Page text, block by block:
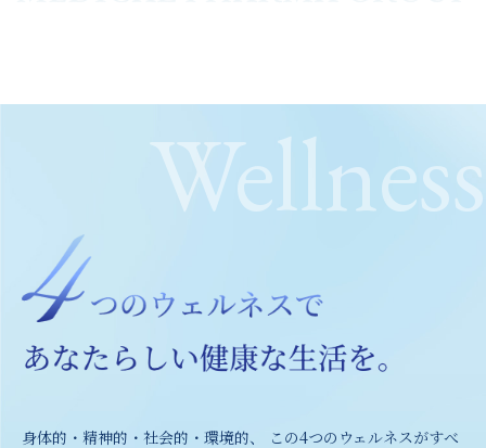
Wellness
身体的・精神的・社会的・環境的、 この4つのウェルネスがすべ